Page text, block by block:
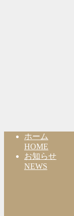
ホーム
HOME
お知らせ
NEWS